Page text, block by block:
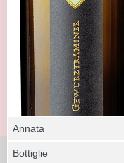
Annata
Bottiglie